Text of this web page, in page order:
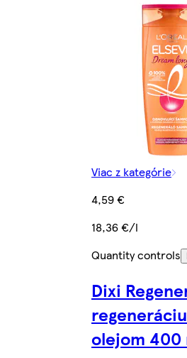
Viac z kategórie
4,59 €
18,36 €/l
Quantity controls
Dixi
olejom 400